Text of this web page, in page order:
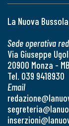
La Nuova
Sede operativa
Via Giuseppe
20900 Monza - MB
Tel. 039 9418930
Email